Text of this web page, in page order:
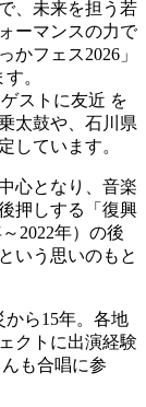
、未来を担う若
ーマンスの力で
フェス2026」
。
ストに友近 を
太鼓や、石川県
しています。
心となり、音楽
押しする「復興
2022年）の後
いう思いのもと
ら15年。各地
クトに出演経験
も合唱に参